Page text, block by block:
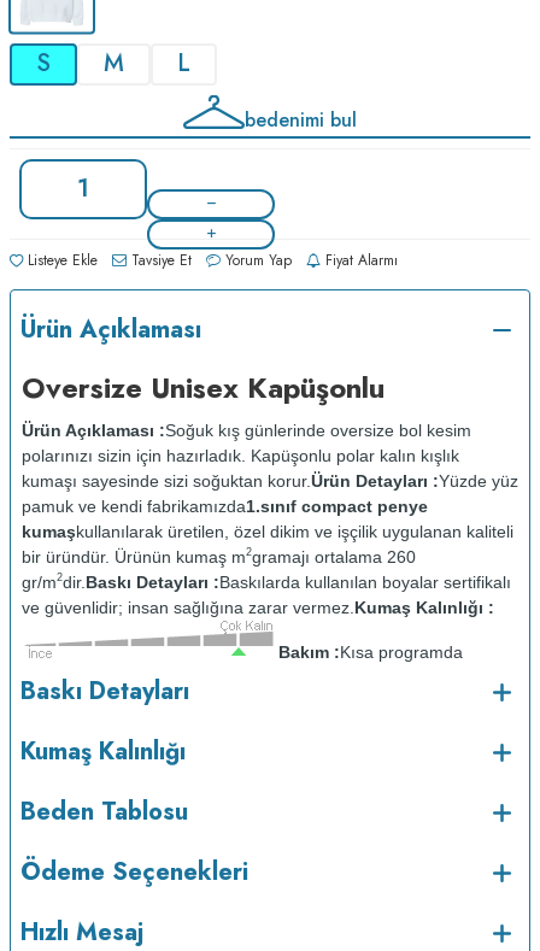
S M L
bedenimi bul
Listeye Ekle Tavsiye Et Yorum Yap Fiyat Alarmı
Ürün Açıklaması
Oversize Unisex Kapüşonlu
Ürün Açıklaması :Soğuk kış günlerinde oversize bol kesim
polarınızı sizin için hazırladık. Kapüşonlu polar kalın kışlık
kumaşı sayesinde sizi soğuktan korur.Ürün Detayları :Yüzde yüz
pamuk ve kendi fabrikamızda1.sınıf compact penye
kumaşkullanılarak üretilen, özel dikim ve işçilik uygulanan kaliteli
bir üründür. Ürünün kumaş m2gramajı ortalama 260
gr/m2dir. Baskı Detayları :Baskılarda kullanılan boyalar sertifikalı
ve güvenlidir; insan sağlığına zarar vermez. Kumaş Kalınlığı :
Bakım :Kısa programda
maksimum 30
C sıcaklıkta ve tersten yıkanır.
yapılmaz.Kurutma makinesinde kurutulmaz.
Orta ısıda ve tersten
Baskı Detayları
Kumaş Kalınlığı
Beden Tablosu
Ödeme Seçenekleri
Hızlı Mesaj